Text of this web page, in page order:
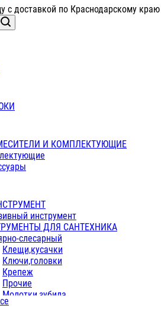
с доставкой по Краснодарскому
И КОМПЛЕКТУЮЩИЕ
инструмент
ДЛЯ САНТЕХНИКА
слесарный
Клещи,кусачки
Ключи,головки
Крепеж
Прочие
Молотки,зубила
Пассатижи,тонкогубцы,утконосы